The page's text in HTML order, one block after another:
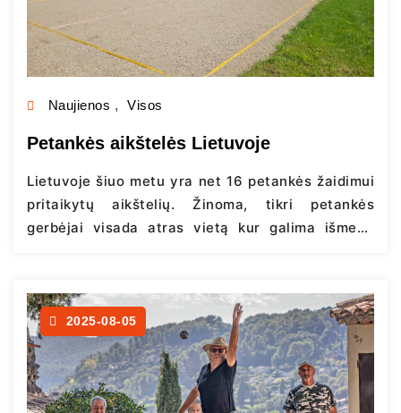
Naujienos , Visos
Petankės aikštelės Lietuvoje
Lietuvoje šiuo metu yra net 16 petankės žaidimui
pritaikytų aikštelių. Žinoma, tikri petankės
gerbėjai visada atras vietą kur galima išmesti
pritaikytų aikštelių kiekiu. Norintys pabandyti
petankę ir gauti patarimų iš patyrusių žaidėjų gali
rinktis tarp trijų aikštelių: Kaune,…Continue
reading
2025-08-05